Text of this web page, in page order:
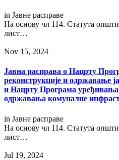
in Јавне расправе
На основу чл 114. Статута
лист…
Nov 15, 2024
Јавна расправа о Нацрту
реконструкције и одржавање
и Нацрту Програма
одржавања комуналне
in Јавне расправе
На основу чл 114. Статута
лист…
Jul 19, 2024